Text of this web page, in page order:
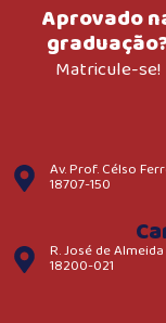
Aprovado
Matricule-se!
Av. Prof. Célso
18707-150
R. José de
18200-021